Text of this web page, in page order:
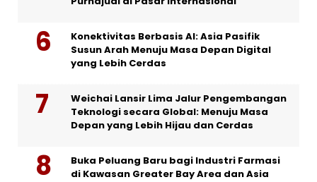
Konektivitas Berbasis AI: Asia Pasifik
Susun Arah Menuju Masa Depan Digital
yang Lebih Cerdas
Weichai Lansir Lima Jalur Pengembangan
Teknologi secara Global: Menuju Masa
Depan yang Lebih Hijau dan Cerdas
Buka Peluang Baru bagi Industri Farmasi
di Kawasan Greater Bay Area dan Asia